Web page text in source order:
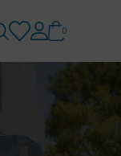
0